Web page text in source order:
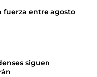
fuerza entre agosto
siguen